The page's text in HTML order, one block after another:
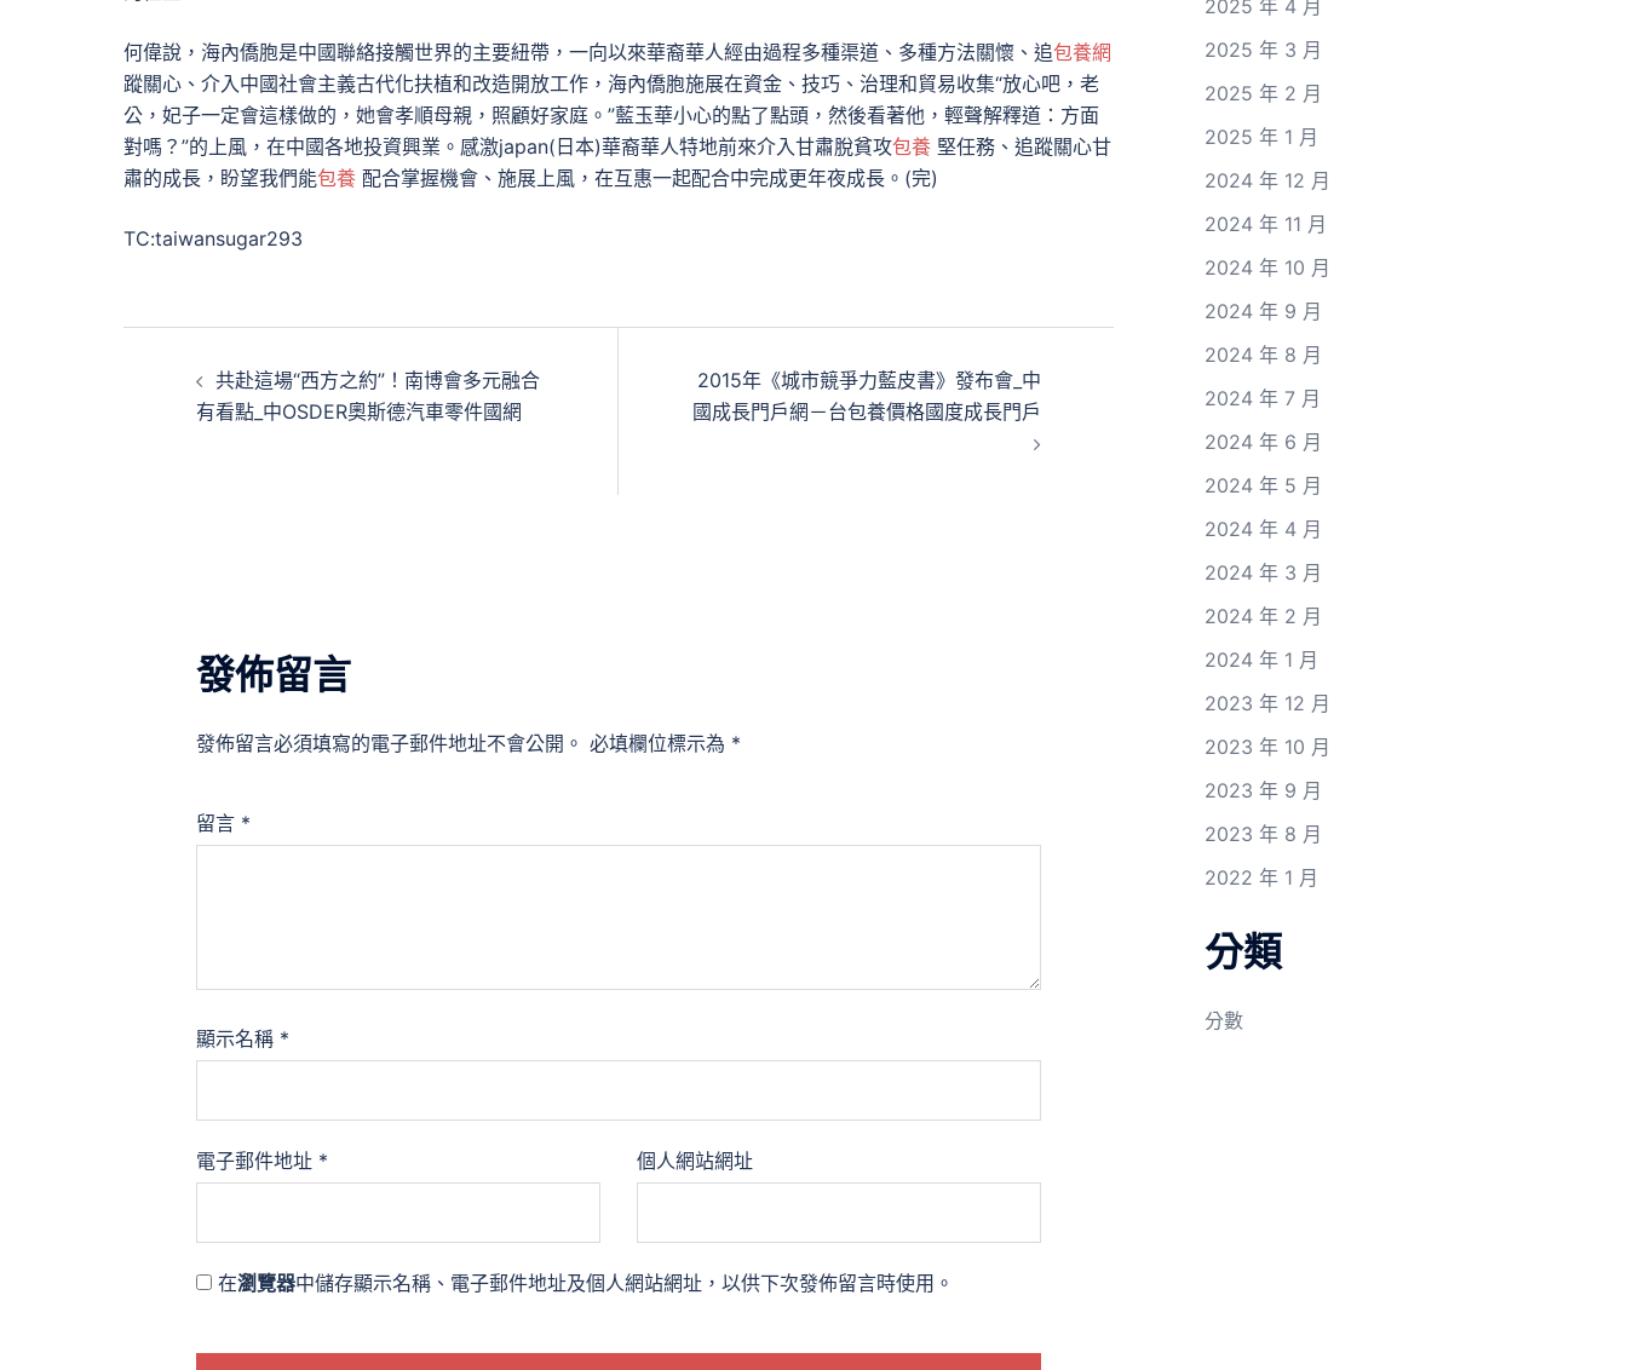
何偉說，海內僑胞是中國聯絡接觸世界的主要紐帶，一向以來華裔華人經由過程多種渠道、多種方法關懷、追包養網
蹤關心、介入中國社會主義古代化扶植和改造開放工作，海內僑胞施展在資金、技巧、治理和貿易收集“放心吧，老
公，妃子一定會這樣做的，她會孝順母親，照顧好家庭。”藍玉華小心的點了點頭，然後看著他，輕聲解釋道：方面
對嗎？”的上風，在中國各地投資興業。感激japan(日本)華裔華人特地前來介入甘肅脫貧攻包養 堅任務、追蹤關心甘
肅的成長，盼望我們能包養 配合掌握機會、施展上風，在互惠一起配合中完成更年夜成長。(完)
TC:taiwansugar293
共赴這場“西方之約”！南博會多元融合
有看點_中OSDER奧斯德汽車零件國網
2015年《城市競爭力藍皮書》發布會_中
國成長門戶網－台包養價格國度成長門戶
發佈留言
發佈留言必須填寫的電子郵件地址不會公開。 必填欄位標示為 *
留言 *
顯示名稱 *
電子郵件地址 * 個人網站網址
在瀏覽器中儲存顯示名稱、電子郵件地址及個人網站網址，以供下次發佈留言時使用。
2025 年 4 月
2025 年 3 月
2025 年 2 月
2025 年 1 月
2024 年 12 月
2024 年 11 月
2024 年 10 月
2024 年 9 月
2024 年 8 月
2024 年 7 月
2024 年 6 月
2024 年 5 月
2024 年 4 月
2024 年 3 月
2024 年 2 月
2024 年 1 月
2023 年 12 月
2023 年 10 月
2023 年 9 月
2023 年 8 月
2022 年 1 月
分類
分數